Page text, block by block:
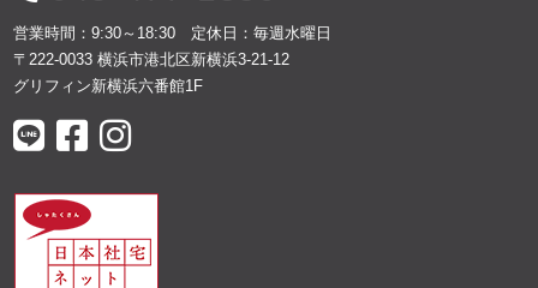
営業時間：9:30～18:30 定休日：毎週水曜日
〒222-0033 横浜市港北区新横浜3-21-12
グリフィン新横浜六番館1F